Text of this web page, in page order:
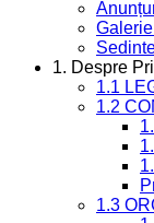
1. Despre
1.1
1.2
1.3